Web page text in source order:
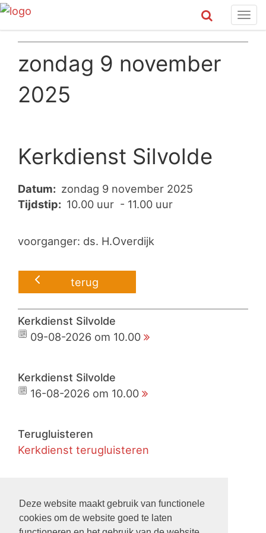
Deze website maakt gebruik van functionele
cookies om de website goed te laten
zondag 9 november
2025
Kerkdienst Silvolde
Datum: zondag 9 november 2025
Tijdstip: 10.00 uur - 11.00 uur
voorganger: ds. H.Overdijk
terug
Kerkdienst Silvolde
09-08-2026 om 10.00
Kerkdienst Silvolde
16-08-2026 om 10.00
Terugluisteren
Kerkdienst terugluisteren
Kerkdienst live meekijken